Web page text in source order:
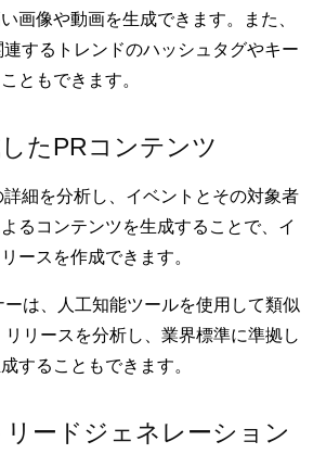
画像や動画を生成できます。また、
するトレンドのハッシュタグやキー
ともできます。
たPRコンテンツ
細を分析し、イベントとその対象者
るコンテンツを生成することで、イ
ースを作成できます。
は、人工知能ツールを使用して類似
リースを分析し、業界標準に準拠し
することもできます。
ードジェネレーション